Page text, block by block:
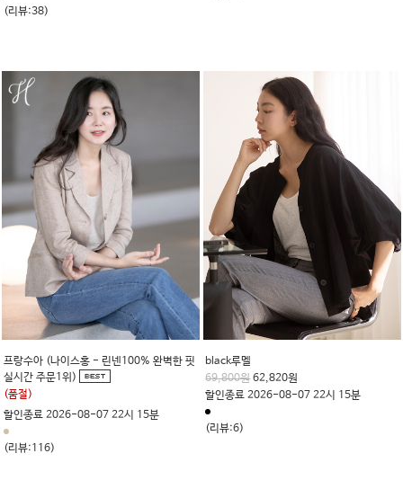
(리뷰:38)
프랑수아 (나이스홍 - 린넨100% 완벽한 핏
실시간 주문1위)
(품절)
할인종료 2026-08-07 22시 15분
(리뷰:116)
black루멜
69,800원 62,820원
할인종료 2026-08-07 22시 15분
(리뷰:6)